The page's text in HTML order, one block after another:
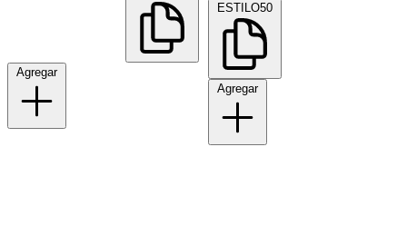
Agregar
ESTILO50
Agregar